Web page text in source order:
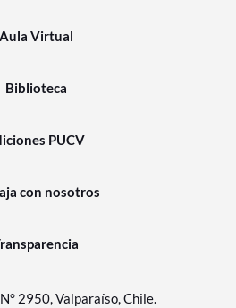
Aula Virtual
Biblioteca
PUCV
con nosotros
2950, Valparaíso, Chile.